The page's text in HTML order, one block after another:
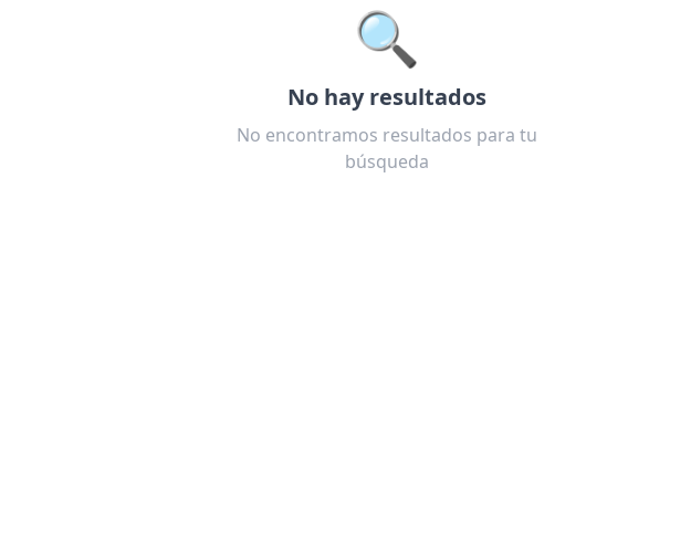
🔍
No hay resultados
No encontramos resultados para tu
búsqueda